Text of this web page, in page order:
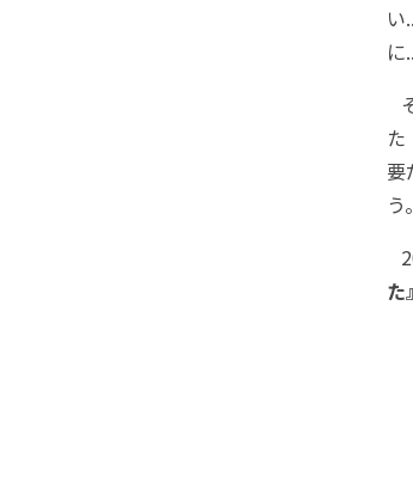
い
に
要
う。
た』